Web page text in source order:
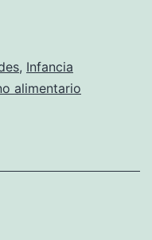
, Infancia
alimentario